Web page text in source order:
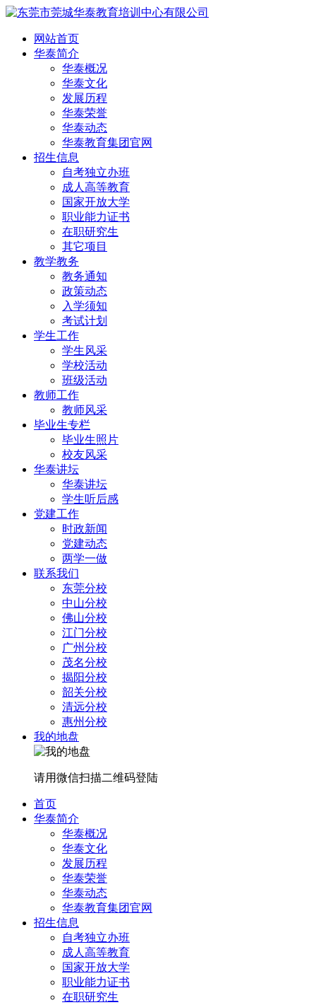
网站首页
华泰简介
华泰概况
华泰文化
发展历程
华泰荣誉
华泰动态
华泰教育集团官网
招生信息
自考独立办班
成人高等教育
国家开放大学
职业能力证书
在职研究生
其它项目
教学教务
教务通知
政策动态
入学须知
考试计划
学生工作
学生风采
学校活动
班级活动
教师工作
教师风采
毕业生专栏
毕业生照片
校友风采
华泰讲坛
华泰讲坛
学生听后感
党建工作
时政新闻
党建动态
两学一做
联系我们
东莞分校
中山分校
佛山分校
江门分校
广州分校
茂名分校
揭阳分校
韶关分校
清远分校
惠州分校
我的地盘
请用微信扫描二维码登陆
首页
华泰简介
华泰概况
华泰文化
发展历程
华泰荣誉
华泰动态
华泰教育集团官网
招生信息
自考独立办班
成人高等教育
国家开放大学
职业能力证书
在职研究生